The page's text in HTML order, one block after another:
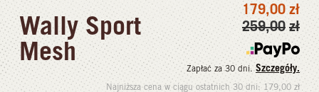
Wally Sport
Mesh
179,00 zł
259,00 zł
Zapłać za 30 dni.Szczegóły.
Najniższa cena w ciągu ostatnich 30 dni: 179,00 zł